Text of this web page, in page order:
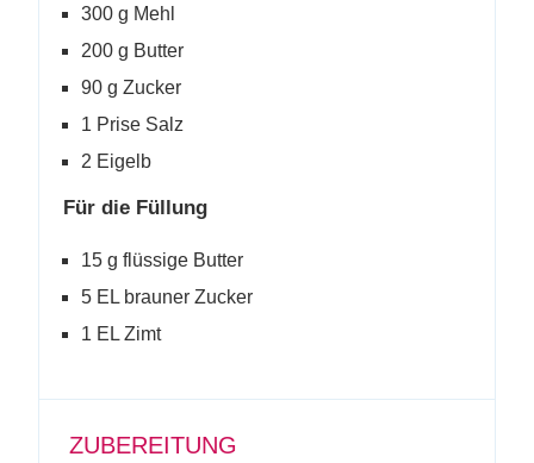
300 g Mehl
200 g Butter
90 g Zucker
1 Prise Salz
2 Eigelb
Für die Füllung
15 g flüssige Butter
5 EL brauner Zucker
1 EL Zimt
ZUBEREITUNG